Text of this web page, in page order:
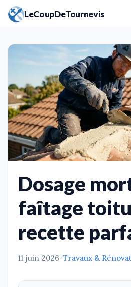
LeCoupDeTournevis
Dosage
faîtage
recette
11 juin 2026•Travaux &